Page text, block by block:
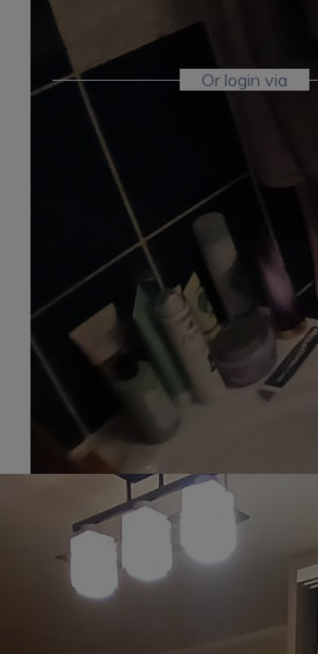
Or login via
Facebook
Twitter
Already Have An Account?
Go